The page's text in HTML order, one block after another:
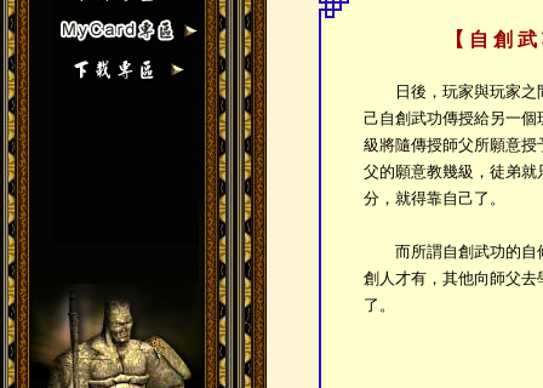
【 自 創
日後，玩家與玩家之
己自創武功傳授給另一
級將隨傳授師父所願意
父的願意教幾級，徒弟
分，就得靠自己了。
而所謂自創武功的自
創人才有，其他向師父
了。